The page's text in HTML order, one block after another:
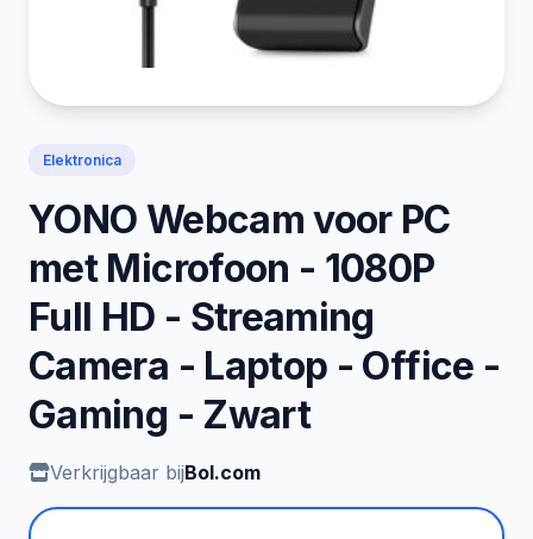
Elektronica
YONO Webcam voor PC
met Microfoon - 1080P
Full HD - Streaming
Camera - Laptop - Office -
Gaming - Zwart
Verkrijgbaar bijBol.com